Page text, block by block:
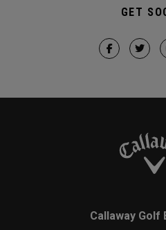
GET
Callaway Golf